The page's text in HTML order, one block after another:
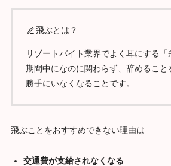
飛ぶとは？
リゾートバイト業界でよく耳にする
期間中になのに関わらず、辞めること
勝手にいなくなることです。
飛ぶことをおすすめできない理由は
交通費が支給されなくなる